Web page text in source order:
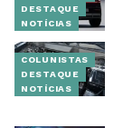
DESTAQUE
NOTÍCIAS
COLUNISTAS
DESTAQUE
NOTÍCIAS